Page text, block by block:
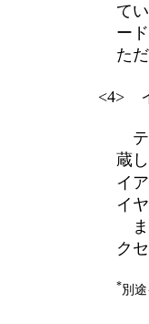
て
ー
た
<4>
テ
蔵
イ
イ
ま
ク
*別